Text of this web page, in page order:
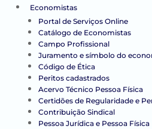
Economistas
Portal de Serviços Online
Catálogo de Economistas
Campo Profissional
Juramento e símbolo do
Código de Ética
Peritos cadastrados
Acervo Técnico Pessoa Física
Certidões de Regularidade e
Contribuição Sindical
Pessoa Jurídica e Pessoa Física